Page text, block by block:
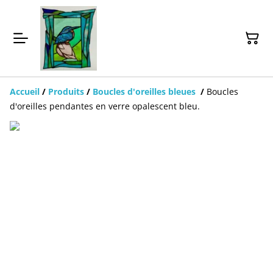
Accueil / Produits / Boucles d'oreilles bleues / Boucles
d'oreilles pendantes en verre opalescent bleu.